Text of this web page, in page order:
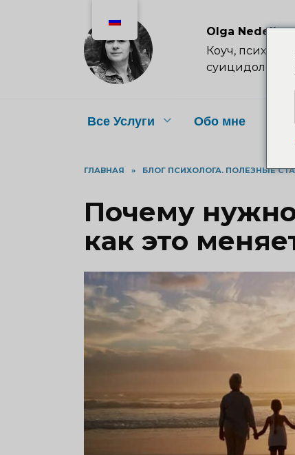
Olga
Коуч,
суицидолог
Все Услуги Обо мне
ГЛАВНАЯ » БЛОГ ПСИХОЛОГА. ПОЛЕЗНЫЕ
Почему
как это